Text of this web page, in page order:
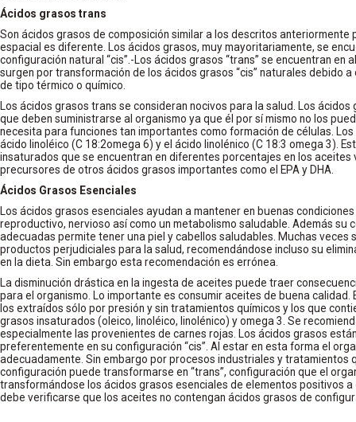
Ácidos grasos trans
Son ácidos grasos de composición similar a los descritos anteriormente
espacial es diferente. Los ácidos grasos, muy mayoritariamente, se
configuración natural “cis”.-Los ácidos grasos “trans” se encuentran en
surgen por transformación de los ácidos grasos “cis” naturales debido
de tipo térmico o químico.
Los ácidos grasos trans se consideran nocivos para la salud. Los
que deben suministrarse al organismo ya que él por sí mismo no los
necesita para funciones tan importantes como formación de células.
ácido linoléico (C 18:2omega 6) y el ácido linolénico (C 18:3 omega 3).
insaturados que se encuentran en diferentes porcentajes en los aceites
precursores de otros ácidos grasos importantes como el EPA y DHA.
Ácidos Grasos Esenciales
Los ácidos grasos esenciales ayudan a mantener en buenas
reproductivo, nervioso así como un metabolismo saludable. Además su
adecuadas permite tener una piel y cabellos saludables. Muchas veces
productos perjudiciales para la salud, recomendándose incluso su
en la dieta. Sin embargo esta recomendación es errónea.
La disminución drástica en la ingesta de aceites puede traer
para el organismo. Lo importante es consumir aceites de buena calidad.
los extraídos sólo por presión y sin tratamientos químicos y los que
grasos insaturados (oleico, linoléico, linolénico) y omega 3. Se
especialmente las provenientes de carnes rojas. Los ácidos grasos
preferentemente en su configuración “cis”. Al estar en esta forma el
adecuadamente. Sin embargo por procesos industriales y tratamientos
configuración puede transformarse en “trans”, configuración que el
transformándose los ácidos grasos esenciales de elementos positivos
debe verificarse que los aceites no contengan ácidos grasos de